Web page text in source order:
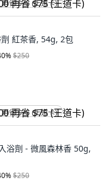
省 $75 (王道卡)
紅茶香, 54g, 2包
%$250
省 $75 (王道卡)
浴劑 - 微風森林香 50g,
%$250